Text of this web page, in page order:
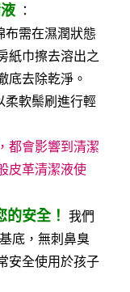
：
布需在濕潤狀態
紙巾擦去溶出之
底去除乾淨。
柔軟鬃刷進行輕
都會影響到清潔
皮革清潔液使
安全！
我們
底，無刺鼻臭
安全使用於孩子